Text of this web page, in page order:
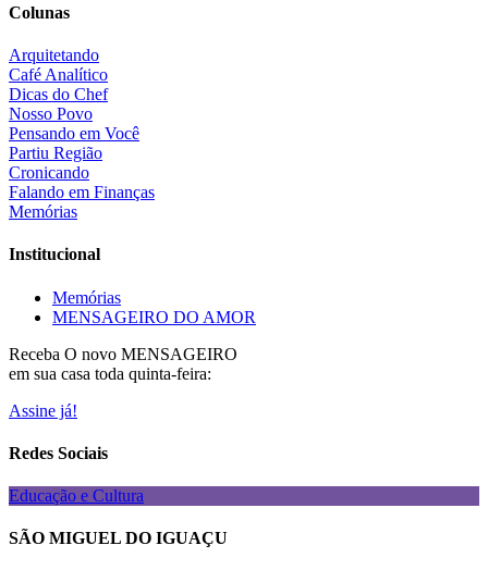
Colunas
Arquitetando
Café Analítico
Dicas do Chef
Nosso Povo
Pensando em Você
Partiu Região
Cronicando
Falando em Finanças
Memórias
Institucional
Memórias
MENSAGEIRO DO AMOR
Receba O novo MENSAGEIRO
em sua casa toda quinta-feira:
Assine já!
Redes Sociais
Educação e Cultura
SÃO MIGUEL DO IGUAÇU